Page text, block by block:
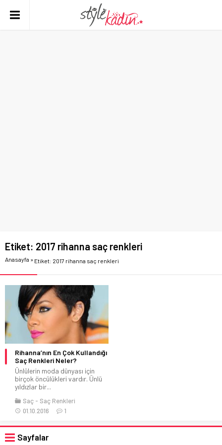
Etiket: 2017 rihanna saç renkleri
Anasayfa » Etiket: 2017 rihanna saç renkleri
Rihanna’nın En Çok Kullandığı
Saç Renkleri Neler?
Ünlülerin moda dünyası için
birçok öncülükleri vardır. Ünlü
yıldızlar bir...
Saç
Saç Renkleri
01.10.2016
1
Sayfalar